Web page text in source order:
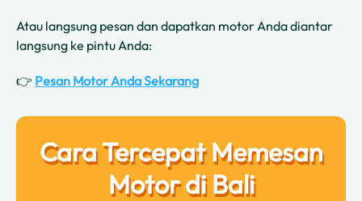
Atau langsung pesan dan dapatkan motor Anda diantar
langsung ke pintu Anda:
👉 Pesan Motor Anda Sekarang
Cara Tercepat Memesan
Motor di Bali